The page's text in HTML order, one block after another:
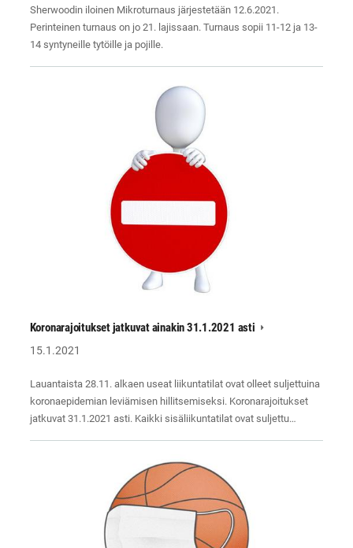
Sherwoodin iloinen Mikroturnaus järjestetään 12.6.2021.
Perinteinen turnaus on jo 21. lajissaan. Turnaus sopii 11-12 ja 13-
14 syntyneille tytöille ja pojille.
Koronarajoitukset jatkuvat ainakin 31.1.2021 asti
15.1.2021
Lauantaista 28.11. alkaen useat liikuntatilat ovat olleet suljettuina
koronaepidemian leviämisen hillitsemiseksi. Koronarajoitukset
jatkuvat 31.1.2021 asti. Kaikki sisäliikuntatilat ovat suljettu…